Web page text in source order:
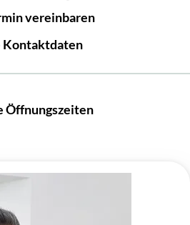
vereinbaren
Kontaktdaten
Öffnungszeiten